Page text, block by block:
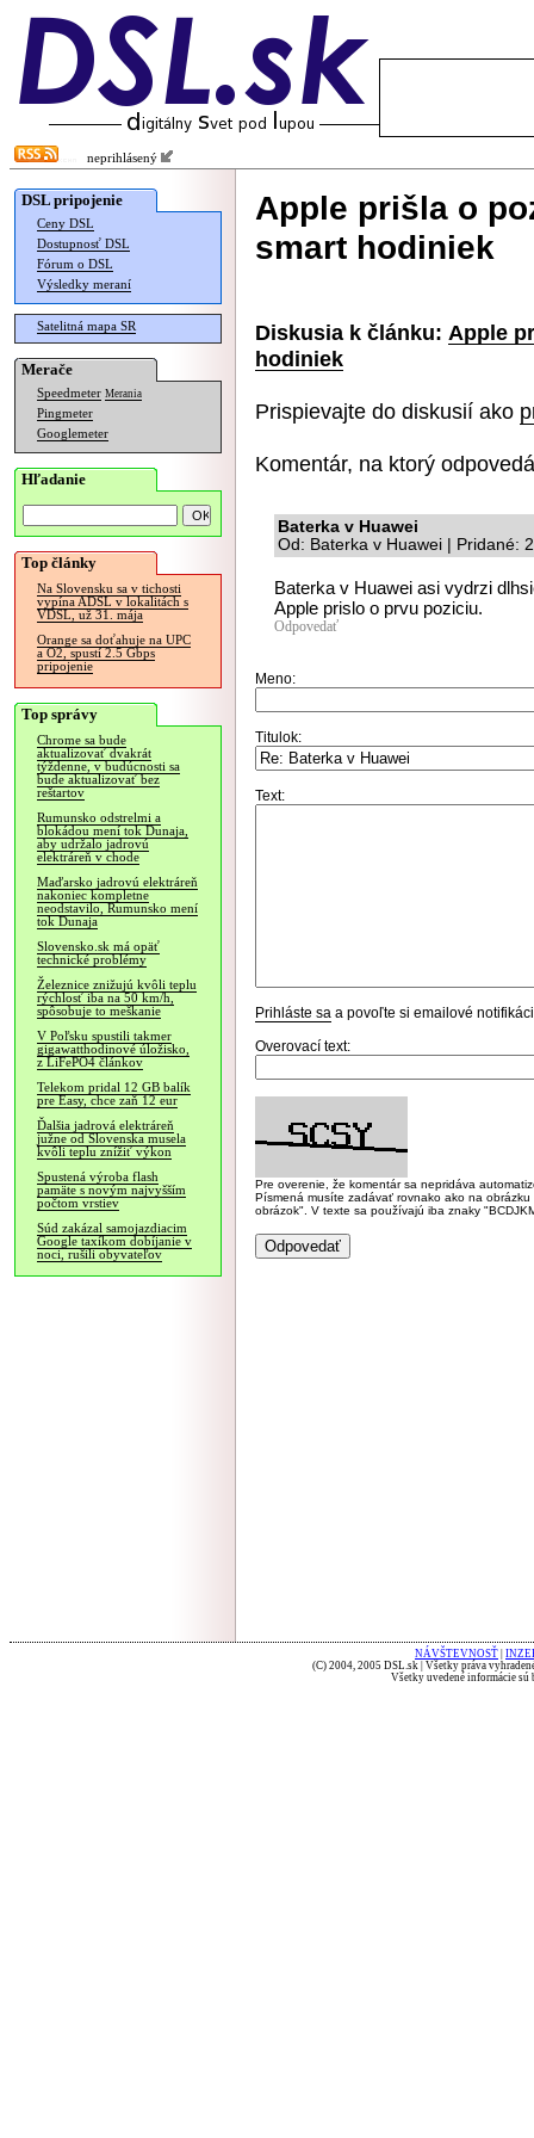
neprihlásený
DSL pripojenie
Ceny DSL
Dostupnosť DSL
Fórum o DSL
Výsledky meraní
Satelitná mapa SR
Merače
Speedmeter Merania
Pingmeter
Googlemeter
Hľadanie
Top články
Na Slovensku sa v tichosti
vypína ADSL v lokalitách s
VDSL, už 31. mája
Orange sa doťahuje na UPC
a O2, spustí 2.5 Gbps
pripojenie
Top správy
Chrome sa bude
aktualizovať dvakrát
týždenne, v budúcnosti sa
bude aktualizovať bez
reštartov
Rumunsko odstrelmi a
blokádou mení tok Dunaja,
aby udržalo jadrovú
elektráreň v chode
Maďarsko jadrovú elektráreň
nakoniec kompletne
neodstavilo, Rumunsko mení
tok Dunaja
Slovensko.sk má opäť
technické problémy
Železnice znižujú kvôli teplu
rýchlosť iba na 50 km/h,
spôsobuje to meškanie
V Poľsku spustili takmer
gigawatthodinové úložisko,
z LiFePO4 článkov
Telekom pridal 12 GB balík
pre Easy, chce zaň 12 eur
Ďalšia jadrová elektráreň
južne od Slovenska musela
kvôli teplu znížiť výkon
Spustená výroba flash
pamäte s novým najvyšším
počtom vrstiev
Súd zakázal samojazdiacim
Google taxíkom dobíjanie v
noci, rušili obyvateľov
Apple prišla o
smart hodiniek
Diskusia k článku: Apple
hodiniek
Prispievajte do diskusií ako
Komentár, na ktorý
Baterka v Huawei
Od: Baterka v Huawei | Pridané:
Baterka v Huawei asi vydrzi
Apple prislo o prvu poziciu.
Odpovedať
Meno:
Titulok:
Text:
Prihláste sa a povoľte si emailové
Overovací text:
Pre overenie, že komentár sa nepridáva
Písmená musíte zadávať rovnako ako na
obrázok". V texte sa používajú iba znaky
NÁVŠTEVNOSŤ
(C) 2004, 2005 DSL.sk | Všetky práva
Všetky uvedené informácie sú